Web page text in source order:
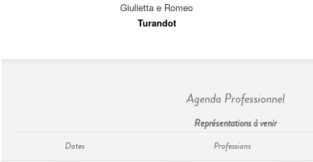
Giulietta e Romeo
Turandot
Agenda Professionnel
Représentations à venir
Dates Professions